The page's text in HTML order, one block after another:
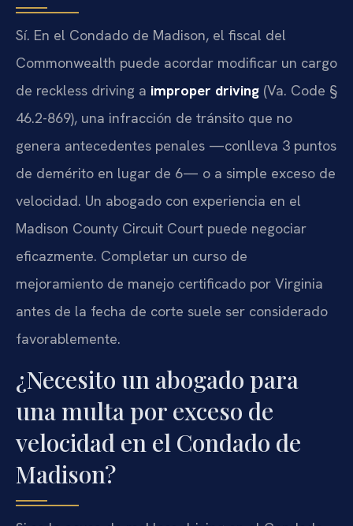
Sí. En el Condado de Madison, el fiscal del
Commonwealth puede acordar modificar un cargo
de reckless driving a improper driving (Va. Code §
46.2-869), una infracción de tránsito que no
genera antecedentes penales —conlleva 3 puntos
de demérito en lugar de 6— o a simple exceso de
velocidad. Un abogado con experiencia en el
Madison County Circuit Court puede negociar
eficazmente. Completar un curso de
mejoramiento de manejo certificado por Virginia
antes de la fecha de corte suele ser considerado
favorablemente.
¿Necesito un abogado para
una multa por exceso de
velocidad en el Condado de
Madison?